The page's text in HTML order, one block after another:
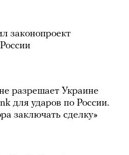
законопроект
разрешает Украине
для ударов по России.
заключать сделку»